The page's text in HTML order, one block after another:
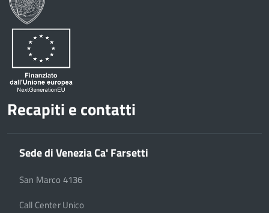
Recapiti e contatti
Sede di Venezia Ca' Farsetti
San Marco 4136
Call Center Unico